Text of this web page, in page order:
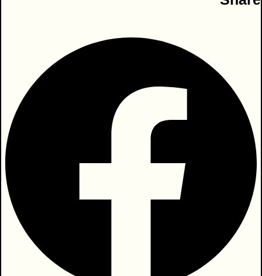
אמנות טובה מצליחה לחדור פנימה, ישירות
אל הרגש, בלי לעבור דרך ההגנות השכליות
שלנו.
כשאנחנו קוראים מאמר או ספר עיוני, אנחנו
מפעילים את כוחות החוכמה, בינה ודעת
שבנו. אלה הם סננים שיכליים הבוחנים מידע
לא. האם המידע העומד בפנינו ראוי לעצב
אותנו, או שמא מזיק ועדיף להתרחק.
יצירת אמנות טובה הינה פתיינית חמודה
המצליחה לדלג על הסננים וההגנות הללו. היא